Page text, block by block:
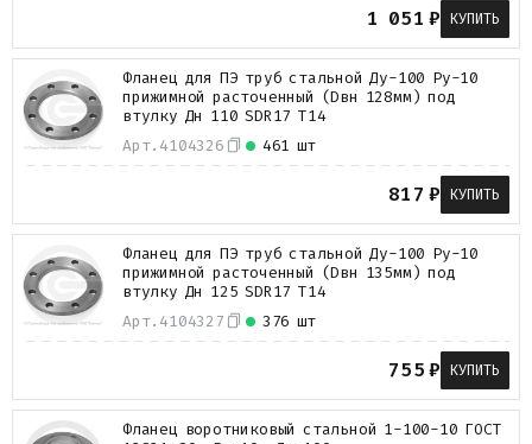
Измерительные приборы
Баки
Детали трубопроводов
Водомерные узлы
Запорная арматура
1 051 ₽ КУПИТЬ
Арт. 4104326 461 шт
Фланец для ПЭ труб стальной Ду-100 Ру-10
прижимной расточенный (Dвн 128мм) под
втулку Дн 110 SDR17 Т14
817 ₽ КУПИТЬ
Арт. 4104327 376 шт
Фланец для ПЭ труб стальной Ду-100 Ру-10
прижимной расточенный (Dвн 135мм) под
втулку Дн 125 SDR17 Т14
755₽ КУПИТЬ
Фланец воротниковый стальной 1-100-10 ГОСТ